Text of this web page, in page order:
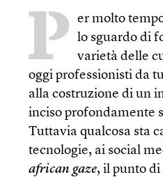
P
er molto
lo sguardo di
varietà delle
oggi professionisti da
alla costruzione di un
inciso profondamente
Tuttavia qualcosa sta
tecnologie, ai social
african gaze, il punto